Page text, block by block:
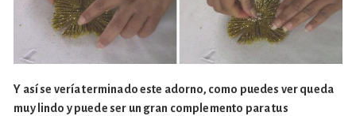
Y así se vería terminado este adorno, como puedes ver queda
muy lindo y puede ser un gran complemento para tus